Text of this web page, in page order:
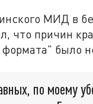
МИД в
что причин
было
по моему